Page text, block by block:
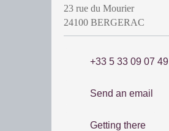
23 rue du Mourier
24100 BERGERAC
+33 5 33 09 07 49
Send an email
Getting there